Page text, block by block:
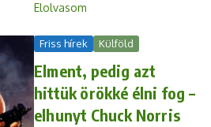
Elolvasom
Friss hírek Külföld
Elment, pedig azt
hittük örökké élni fog –
elhunyt Chuck Norris